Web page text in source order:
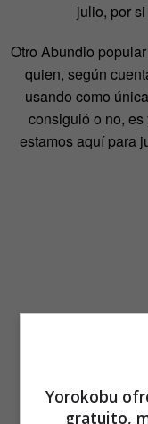
julio, por
Otro Abundio
quien, según
usando como
consiguió o no,
estamos aquí para
Yorokobu
gratuito,